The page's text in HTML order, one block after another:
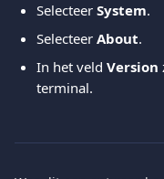
Selecteer System.
Selecteer About.
In het veld Version
terminal.